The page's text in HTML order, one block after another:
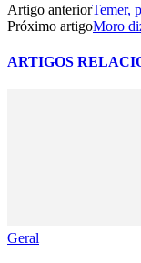
Artigo anteriorTemer,
Próximo artigoMoro
ARTIGOS
Geral